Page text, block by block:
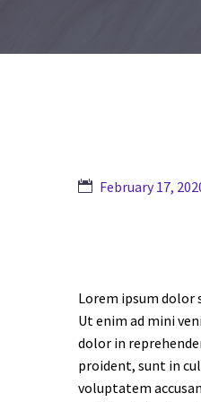
February 17,
Lorem ipsum dolor
Ut enim ad mini
dolor in
proident, sunt in
voluptatem